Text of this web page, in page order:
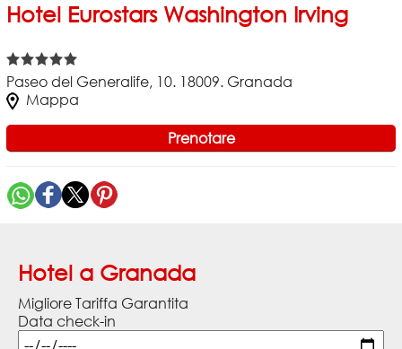
Hotel Eurostars Washington Irving
Paseo del Generalife, 10. 18009. Granada
Mappa
Prenotare
Hotel a Granada
Migliore Tariffa Garantita
Data check-in